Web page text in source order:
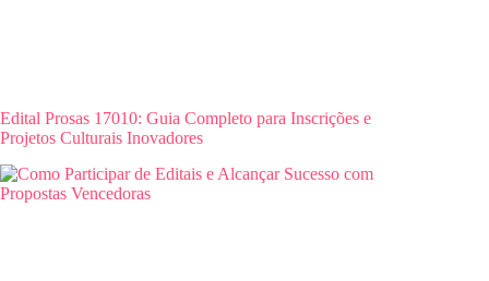
Edital Prosas 17010: Guia Completo para Inscrições e
Projetos Culturais Inovadores